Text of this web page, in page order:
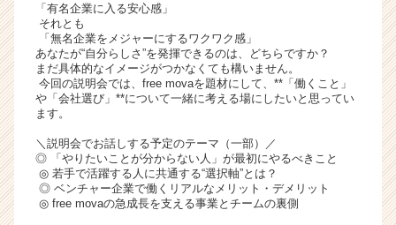
r
e
r）
「有名企業に入る安心感」
それとも
「無名企業をメジャーにするワクワク感」
あなたが“自分らしさ”を発揮できるのは、どちらですか？
まだ具体的なイメージがつかなくても構いません。
今回の説明会では、free movaを題材にして、**「働くこと」
や「会社選び」**について一緒に考える場にしたいと思ってい
ます。
＼説明会でお話しする予定のテーマ（一部）／
◎ 「やりたいことが分からない人」が最初にやるべきこと
◎ 若手で活躍する人に共通する“選択軸”とは？
◎ ベンチャー企業で働くリアルなメリット・デメリット
◎ free movaの急成長を支える事業とチームの裏側